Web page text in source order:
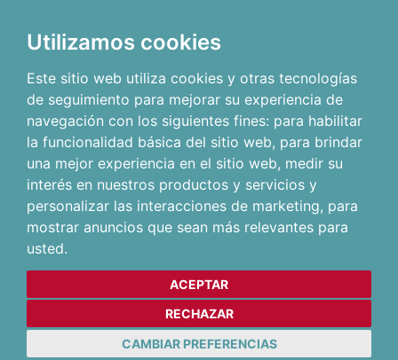
Utilizamos cookies
Este sitio web utiliza cookies y otras tecnologías
de seguimiento para mejorar su experiencia de
navegación con los siguientes fines: para habilitar
la funcionalidad básica del sitio web, para brindar
una mejor experiencia en el sitio web, medir su
interés en nuestros productos y servicios y
personalizar las interacciones de marketing, para
mostrar anuncios que sean más relevantes para
usted.
ACEPTAR
RECHAZAR
CAMBIAR PREFERENCIAS